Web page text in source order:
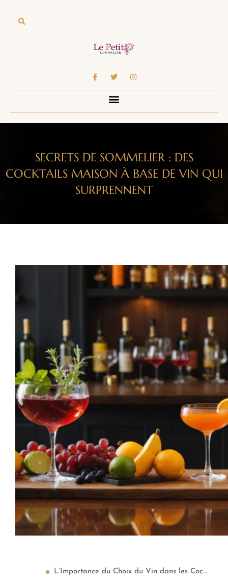
SECRETS DE SOMMELIER : DES
COCKTAILS MAISON À BASE DE VIN QUI
SURPRENNENT
L’Importance du Choix du Vin dans les Cocktails